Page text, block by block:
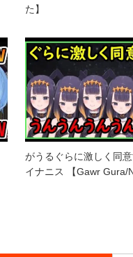
た】
がうるぐらに激しく同
イナニス 【Gawr Gura/